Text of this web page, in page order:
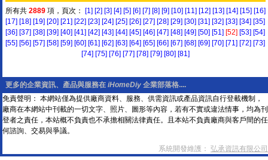
所有共 2889項，頁次： [1] [2] [3] [4] [5] [6] [7] [8] [9] [10] [11] [12] [13] [14] [15] [16]
[17] [18] [19] [20] [21] [22] [23] [24] [25] [26] [27] [28] [29] [30] [31] [32] [33] [34] [35]
[36] [37] [38] [39] [40] [41] [42] [43] [44] [45] [46] [47] [48] [49] [50] [51] [52] [53] [54]
[55] [56] [57] [58] [59] [60] [61] [62] [63] [64] [65] [66] [67] [68] [69] [70] [71] [72] [73]
[74] [75] [76] [77] [78] [79] [80] [81]
更多的企業資訊、產品與服務在 iHomeDiy 企業部落格....
免責聲明： 本網站僅為提供廠商資料、服務、供需資訊或產品資訊自行登載機制，
廠商在本網站中刊載的一切文字、照片、圖形等內容，若有不實或違法情事，均為刊
登者之責任，本站概不負責也不承擔相關法律責任。且本站不負責廠商與客戶間的任
何諮詢、交易與爭議。
系統開發維護： 弘承資訊有限公司